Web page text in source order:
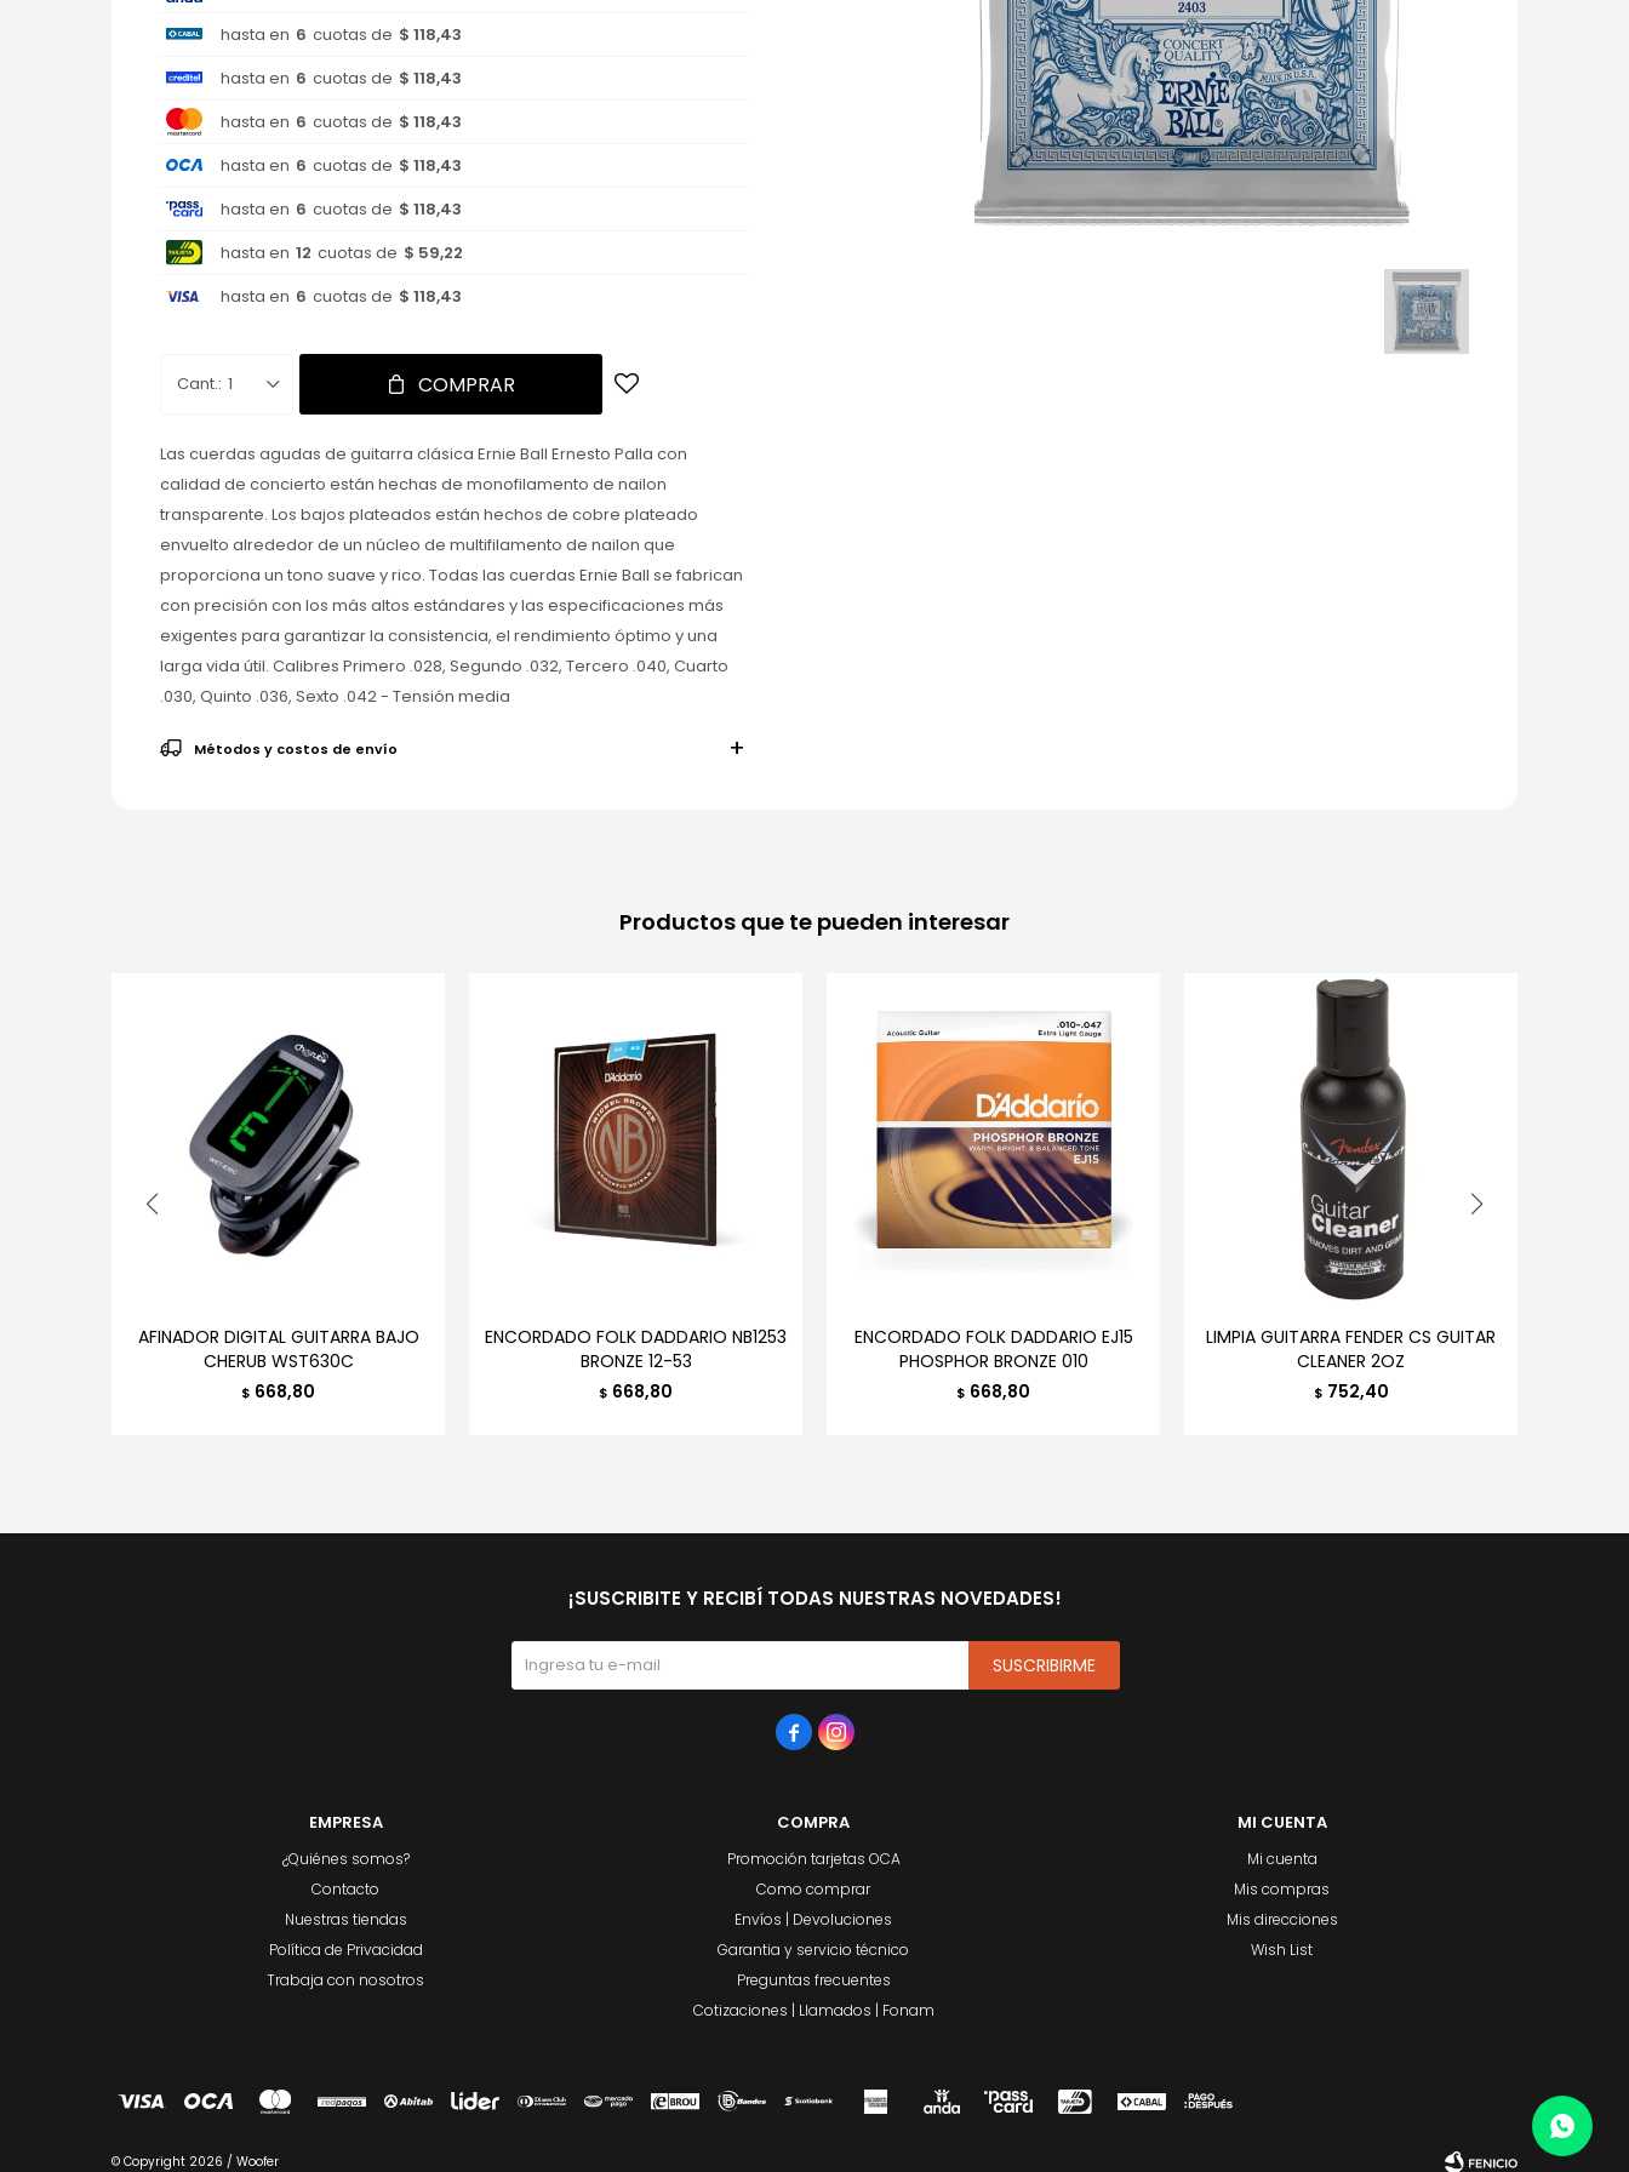
hasta en 6 cuotas de $ 118,43
hasta en 6 cuotas de $ 118,43
hasta en 6 cuotas de $ 118,43
hasta en 6 cuotas de $ 118,43
hasta en 6 cuotas de $ 118,43
hasta en 12 cuotas de $ 59,22
hasta en 6 cuotas de $ 118,43
1 COMPRAR
Las cuerdas agudas de guitarra clásica Ernie Ball Ernesto Palla con
calidad de concierto están hechas de monofilamento de nailon
transparente. Los bajos plateados están hechos de cobre plateado
envuelto alrededor de un núcleo de multifilamento de nailon que
proporciona un tono suave y rico. Todas las cuerdas Ernie Ball se fabrican
con precisión con los más altos estándares y las especificaciones más
exigentes para garantizar la consistencia, el rendimiento óptimo y una
larga vida útil. Calibres Primero .028, Segundo .032, Tercero .040, Cuarto
.030, Quinto .036, Sexto .042 - Tensión media
Métodos y costos de envío
Productos que te pueden interesar
AFINADOR DIGITAL GUITARRA BAJO
CHERUB WST630C
$ 668,80
ENCORDADO FOLK DADDARIO NB1253
BRONZE 12-53
$ 668,80
ENCORDADO FOLK DADDARIO EJ15
PHOSPHOR BRONZE 010
$ 668,80
LIMPIA GUITARRA FENDER CS GUITAR
CLEANER 2OZ
$ 752,40
EMPRESA
¿Quiénes somos?
Contacto
Nuestras tiendas
Política de Privacidad
Trabaja con nosotros
COMPRA
Promoción tarjetas OCA
Como comprar
Envíos | Devoluciones
Garantia y servicio técnico
Preguntas frecuentes
Cotizaciones | Llamados | Fonam
MI CUENTA
Mi cuenta
Mis compras
Mis direcciones
Wish List
¡SUSCRIBITE Y RECIBÍ TODAS NUESTRAS NOVEDADES!
SUSCRIBIRME
 
© Copyright 2026 / Woofer